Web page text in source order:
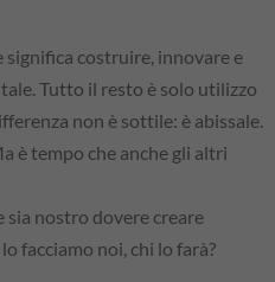
costruire, innovare e
Tutto il resto è solo utilizzo
non è sottile: è abissale.
è tempo che anche gli altri
sia nostro dovere creare
facciamo noi, chi lo farà?